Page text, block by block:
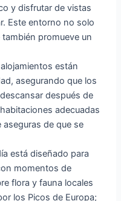
y disfrutar de vistas
Este entorno no solo
promueve un
están
asegurando que los
después de
adecuadas
de que se
está diseñado para
momentos de
flora y fauna locales
los Picos de Europa;